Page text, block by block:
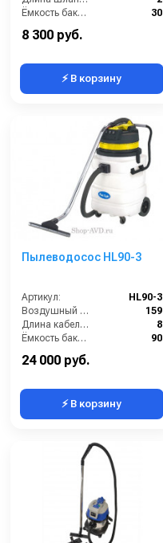
Ёмкость бака (л):
30
Мощность (Вт):
8 300 руб.
⚡ В корзину
Пылеводосос HL90-3
Артикул:
HL90-3
Воздушный поток (л/сек):
159
Длина кабеля (м):
8
Ёмкость бака (л):
90
24 000 руб.
⚡ В корзину